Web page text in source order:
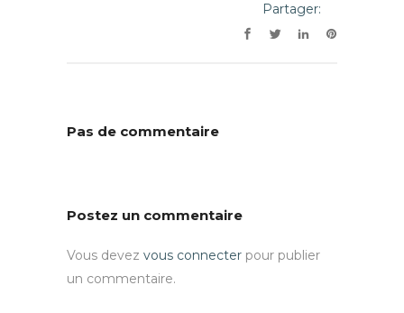
Partager:
Pas de commentaire
Postez un commentaire
Vous devez vous connecter pour publier
un commentaire.